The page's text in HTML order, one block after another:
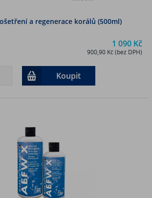
ošetření a regenerace korálů (500ml)
1 090 Kč
900,90 Kč (bez DPH)
Koupit